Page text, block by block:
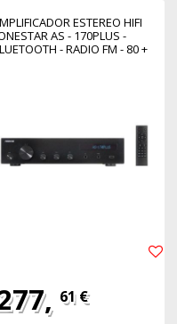
ESTEREO HIFI
AS - 170PLUS -
- RADIO FM - 80 +
61 €